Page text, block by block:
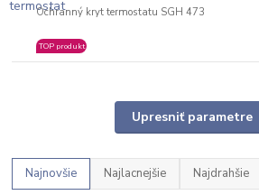
Ochranný kryt termostatu SGH 473
TOP produkt
Upresniť parametre
Najnovšie Najlacnejšie Najdrahšie